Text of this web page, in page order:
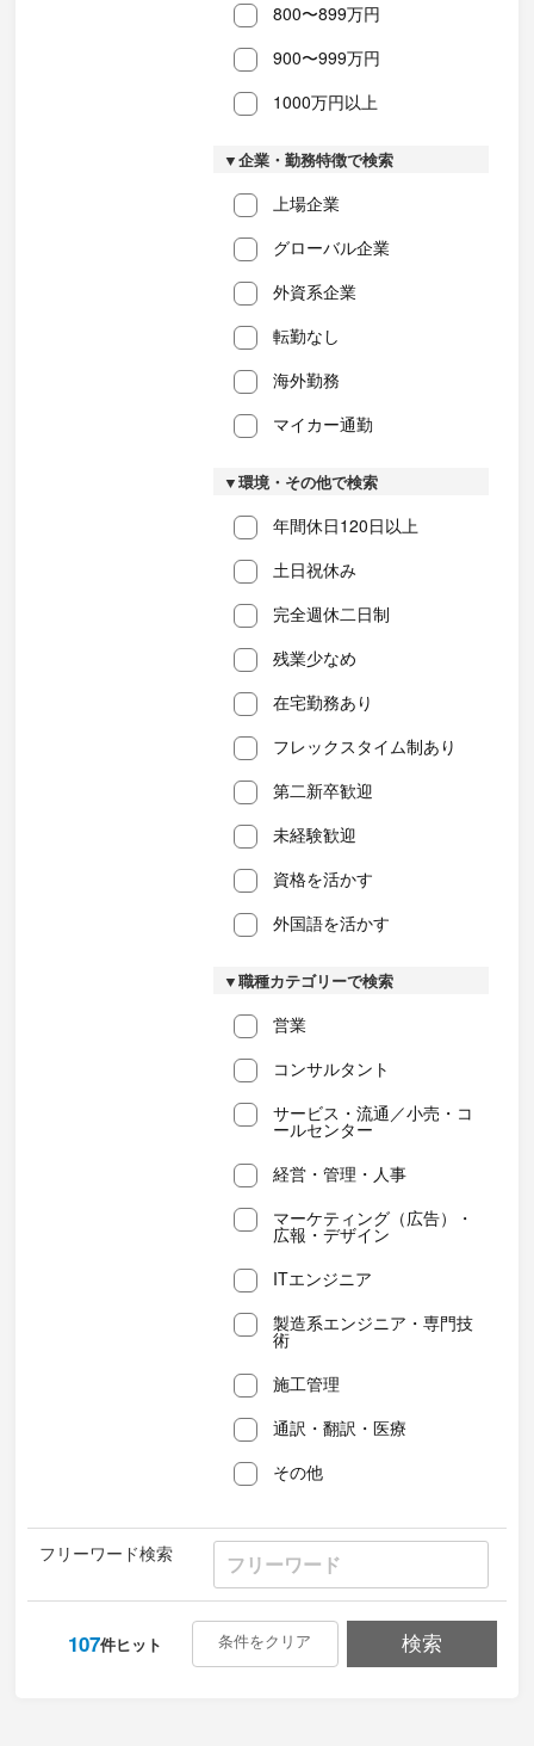
800〜899万円
900〜999万円
1000万円以上
▼企業・勤務特徴で検索
上場企業
グローバル企業
外資系企業
転勤なし
海外勤務
マイカー通勤
▼環境・その他で検索
年間休日120日以上
土日祝休み
完全週休二日制
残業少なめ
在宅勤務あり
フレックスタイム制あり
第二新卒歓迎
未経験歓迎
資格を活かす
外国語を活かす
▼職種カテゴリーで検索
営業
コンサルタント
サービス・流通／小売・コ
ールセンター
経営・管理・人事
マーケティング（広告）・
広報・デザイン
ITエンジニア
製造系エンジニア・専門技
術
施工管理
通訳・翻訳・医療
その他
フリーワード検索
107件ヒット 条件をクリア 検索